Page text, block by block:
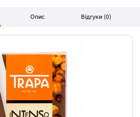
Опис Відгуки (0)